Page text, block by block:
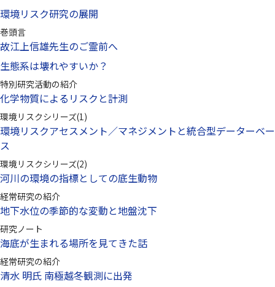
環境リスク研究の展開
巻頭言
故江上信雄先生のご霊前へ
生態系は壊れやすいか？
特別研究活動の紹介
化学物質によるリスクと計測
環境リスクシリーズ(1)
環境リスクアセスメント／マネジメントと統合型データーベー
ス
環境リスクシリーズ(2)
河川の環境の指標としての底生動物
経常研究の紹介
地下水位の季節的な変動と地盤沈下
研究ノート
海底が生まれる場所を見てきた話
経常研究の紹介
清水 明氏 南極越冬観測に出発